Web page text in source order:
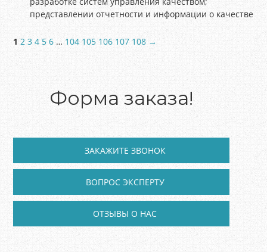
представлении отчетности и информации о качестве
1 2 3 4 5 6 … 104 105 106 107 108 →
Форма заказа!
ЗАКАЖИТЕ ЗВОНОК
ВОПРОС ЭКСПЕРТУ
ОТЗЫВЫ О НАС